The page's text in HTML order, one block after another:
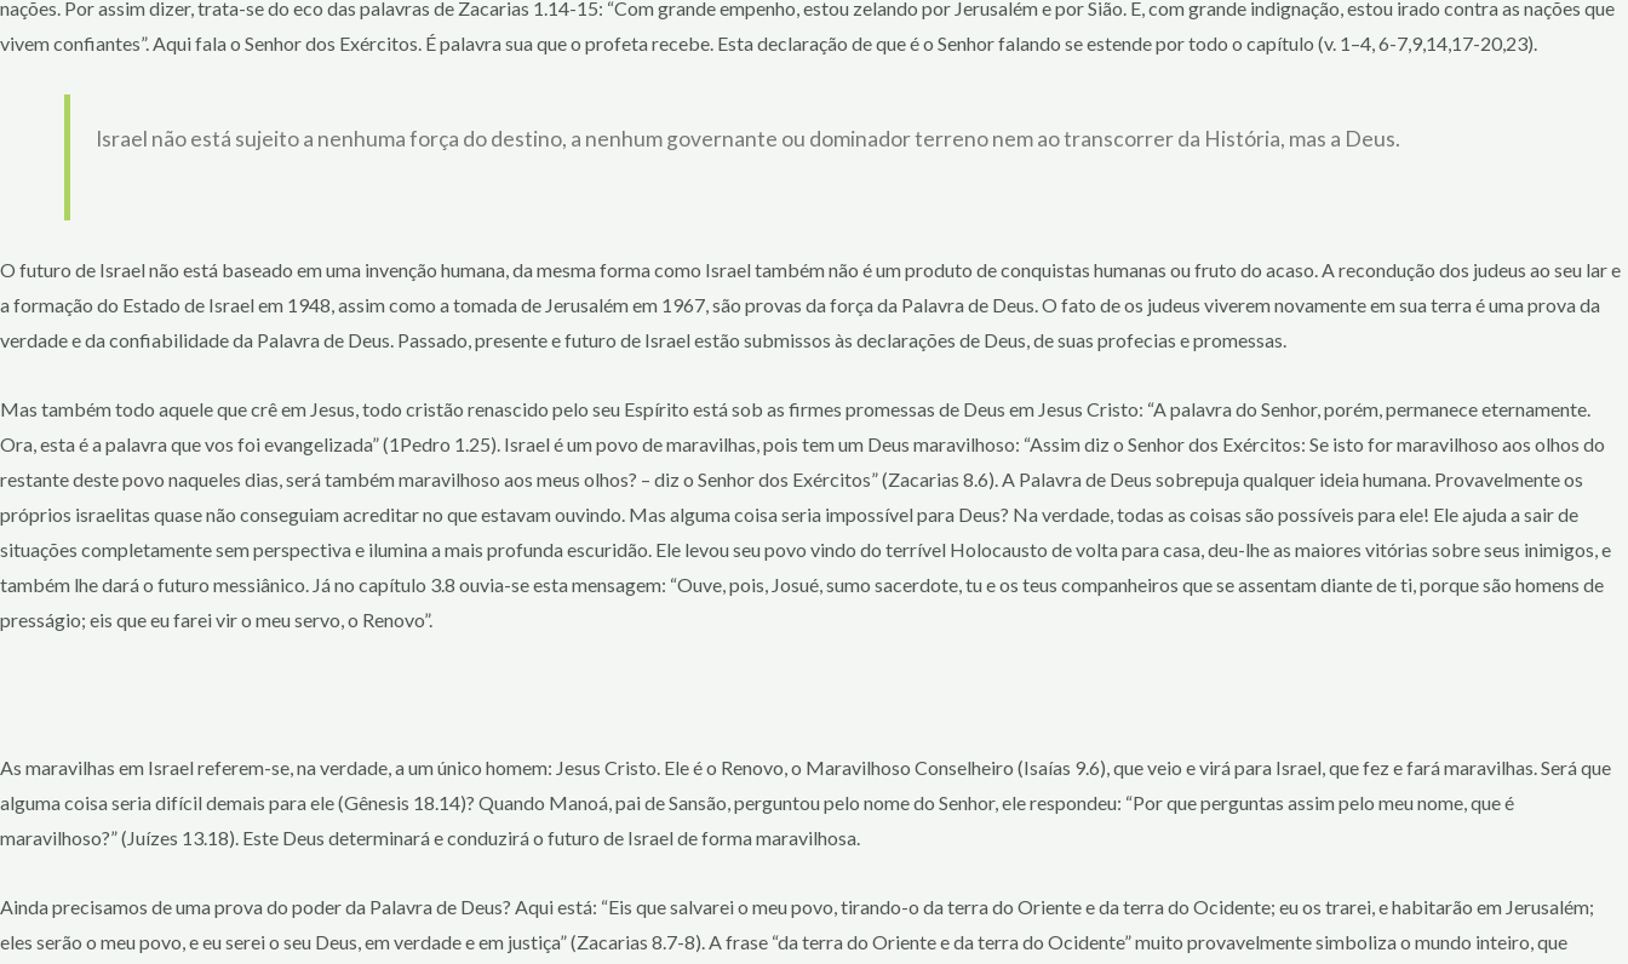
nações. Por assim dizer, trata-se do eco das palavras de Zacarias 1.14-15: “Com grande empenho, estou zelando por Jerusalém e por Sião. E, com grande indignação, estou irado contra as nações que
vivem confiantes”. Aqui fala o Senhor dos Exércitos. É palavra sua que o profeta recebe. Esta declaração de que é o Senhor falando se estende por todo o capítulo (v. 1–4, 6-7,9,14,17-20,23).
Israel não está sujeito a nenhuma força do destino, a nenhum governante ou dominador terreno nem ao transcorrer da História, mas a Deus.
O futuro de Israel não está baseado em uma invenção humana, da mesma forma como Israel também não é um produto de conquistas humanas ou fruto do acaso. A recondução dos judeus ao seu lar e
a formação do Estado de Israel em 1948, assim como a tomada de Jerusalém em 1967, são provas da força da Palavra de Deus. O fato de os judeus viverem novamente em sua terra é uma prova da
verdade e da confiabilidade da Palavra de Deus. Passado, presente e futuro de Israel estão submissos às declarações de Deus, de suas profecias e promessas.
Mas também todo aquele que crê em Jesus, todo cristão renascido pelo seu Espírito está sob as firmes promessas de Deus em Jesus Cristo: “A palavra do Senhor, porém, permanece eternamente.
Ora, esta é a palavra que vos foi evangelizada” (1Pedro 1.25). Israel é um povo de maravilhas, pois tem um Deus maravilhoso: “Assim diz o Senhor dos Exércitos: Se isto for maravilhoso aos olhos do
restante deste povo naqueles dias, será também maravilhoso aos meus olhos? – diz o Senhor dos Exércitos” (Zacarias 8.6). A Palavra de Deus sobrepuja qualquer ideia humana. Provavelmente os
próprios israelitas quase não conseguiam acreditar no que estavam ouvindo. Mas alguma coisa seria impossível para Deus? Na verdade, todas as coisas são possíveis para ele! Ele ajuda a sair de
situações completamente sem perspectiva e ilumina a mais profunda escuridão. Ele levou seu povo vindo do terrível Holocausto de volta para casa, deu-lhe as maiores vitórias sobre seus inimigos, e
também lhe dará o futuro messiânico. Já no capítulo 3.8 ouvia-se esta mensagem: “Ouve, pois, Josué, sumo sacerdote, tu e os teus companheiros que se assentam diante de ti, porque são homens de
presságio; eis que eu farei vir o meu servo, o Renovo”.
As maravilhas em Israel referem-se, na verdade, a um único homem: Jesus Cristo. Ele é o Renovo, o Maravilhoso Conselheiro (Isaías 9.6), que veio e virá para Israel, que fez e fará maravilhas. Será que
alguma coisa seria difícil demais para ele (Gênesis 18.14)? Quando Manoá, pai de Sansão, perguntou pelo nome do Senhor, ele respondeu: “Por que perguntas assim pelo meu nome, que é
maravilhoso?” (Juízes 13.18). Este Deus determinará e conduzirá o futuro de Israel de forma maravilhosa.
Ainda precisamos de uma prova do poder da Palavra de Deus? Aqui está: “Eis que salvarei o meu povo, tirando-o da terra do Oriente e da terra do Ocidente; eu os trarei, e habitarão em Jerusalém;
eles serão o meu povo, e eu serei o seu Deus, em verdade e em justiça” (Zacarias 8.7-8). A frase “da terra do Oriente e da terra do Ocidente” muito provavelmente simboliza o mundo inteiro, que